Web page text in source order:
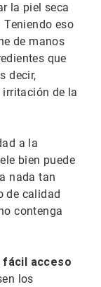
la piel seca
eso
de manos
que
decir,
de la
a la
bien puede
nada tan
de calidad
contenga
fácil acceso
los